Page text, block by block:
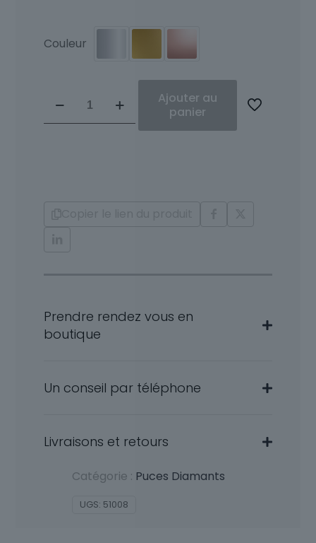
Couleur
Boucles
Ajouter au
panier
Prendre rendez vous en
boutique
Un conseil par téléphone
Livraisons et retours
Catégorie : Puces Diamants
UGS: 51008